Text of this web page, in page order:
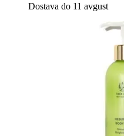
Dostava do 11 avgust